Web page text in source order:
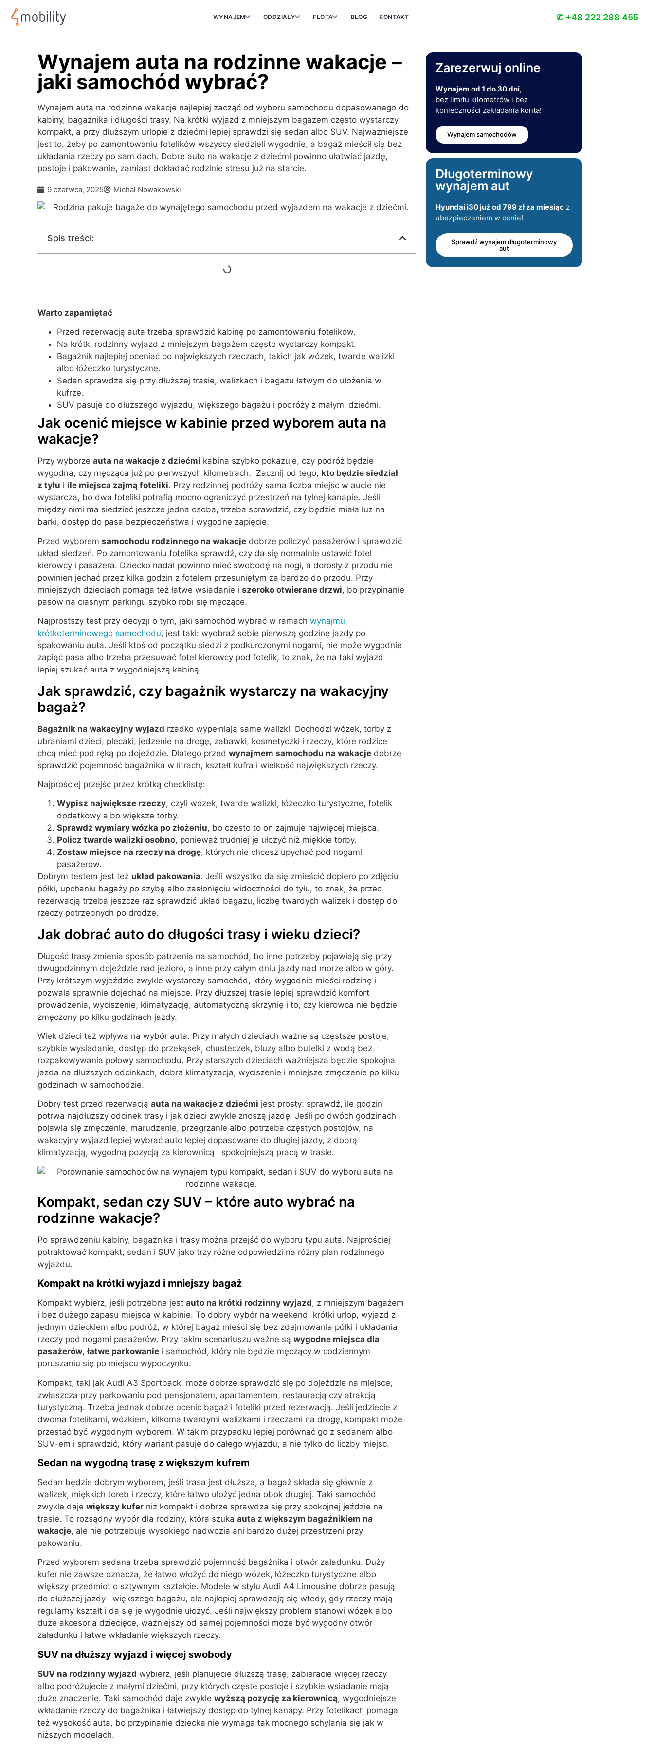
WYNAJEM ODDZIAŁY FLOTA BLOG KONTAKT ✆ +48 222 288 455
Wynajem auta na rodzinne wakacje –
jaki samochód wybrać?
Wynajem auta na rodzinne wakacje najlepiej zacząć od wyboru samochodu dopasowanego do
kabiny, bagażnika i długości trasy. Na krótki wyjazd z mniejszym bagażem często wystarczy
kompakt, a przy dłuższym urlopie z dziećmi lepiej sprawdzi się sedan albo SUV. Najważniejsze
jest to, żeby po zamontowaniu fotelików wszyscy siedzieli wygodnie, a bagaż mieścił się bez
układania rzeczy po sam dach. Dobre auto na wakacje z dziećmi powinno ułatwiać jazdę,
postoje i pakowanie, zamiast dokładać rodzinie stresu już na starcie.
9 czerwca, 2025 Michał Nowakowski
Spis treści:
Warto zapamiętać
Przed rezerwacją auta trzeba sprawdzić kabinę po zamontowaniu fotelików.
Na krótki rodzinny wyjazd z mniejszym bagażem często wystarczy kompakt.
Bagażnik najlepiej oceniać po największych rzeczach, takich jak wózek, twarde walizki
albo łóżeczko turystyczne.
Sedan sprawdza się przy dłuższej trasie, walizkach i bagażu łatwym do ułożenia w
kufrze.
SUV pasuje do dłuższego wyjazdu, większego bagażu i podróży z małymi dziećmi.
Jak ocenić miejsce w kabinie przed wyborem auta na
wakacje?
Przy wyborzeauta na wakacje z dziećmi kabina szybko pokazuje, czy podróż będzie
wygodna, czy męcząca już po pierwszych kilometrach. Zacznij od tego, kto będzie siedział
z tyłu i ile miejsca zajmą foteliki. Przy rodzinnej podróży sama liczba miejsc w aucie nie
wystarcza, bo dwa foteliki potrafią mocno ograniczyć przestrzeń na tylnej kanapie. Jeśli
między nimi ma siedzieć jeszcze jedna osoba, trzeba sprawdzić, czy będzie miała luz na
barki, dostęp do pasa bezpieczeństwa i wygodne zapięcie.
Przed wyboremsamochodu rodzinnego na wakacje dobrze policzyć pasażerów i sprawdzić
układ siedzeń. Po zamontowaniu fotelika sprawdź, czy da się normalnie ustawić fotel
kierowcy i pasażera. Dziecko nadal powinno mieć swobodę na nogi, a dorosły z przodu nie
powinien jechać przez kilka godzin z fotelem przesuniętym za bardzo do przodu. Przy
mniejszych dzieciach pomaga też łatwe wsiadanie iszeroko otwierane drzwi, bo przypinanie
pasów na ciasnym parkingu szybko robi się męczące.
Najprostszy test przy decyzji o tym, jaki samochód wybrać w ramachwynajmu
krótkoterminowego samochodu, jest taki: wyobraź sobie pierwszą godzinę jazdy po
spakowaniu auta. Jeśli ktoś od początku siedzi z podkurczonymi nogami, nie może wygodnie
zapiąć pasa albo trzeba przesuwać fotel kierowcy pod fotelik, to znak, że na taki wyjazd
lepiej szukać auta z wygodniejszą kabiną.
Jak sprawdzić, czy bagażnik wystarczy na wakacyjny
bagaż?
Bagażnik na wakacyjny wyjazd rzadko wypełniają same walizki. Dochodzi wózek, torby z
ubraniami dzieci, plecaki, jedzenie na drogę, zabawki, kosmetyczki i rzeczy, które rodzice
chcą mieć pod ręką po dojeździe. Dlatego przedwynajmem samochodu na wakacje dobrze
sprawdzić pojemność bagażnika w litrach, kształt kufra i wielkość największych rzeczy.
Najprościej przejść przez krótką checklistę:
Wypisz największe rzeczy, czyli wózek, twarde walizki, łóżeczko turystyczne, fotelik
dodatkowy albo większe torby.
Sprawdź wymiary wózka po złożeniu, bo często to on zajmuje najwięcej miejsca.
Policz twarde walizki osobno, ponieważ trudniej je ułożyć niż miękkie torby.
Zostaw miejsce na rzeczy na drogę, których nie chcesz upychać pod nogami
pasażerów.
Dobrym testem jest też układ pakowania. Jeśli wszystko da się zmieścić dopiero po zdjęciu
półki, upchaniu bagaży po szybę albo zasłonięciu widoczności do tyłu, to znak, że przed
rezerwacją trzeba jeszcze raz sprawdzić układ bagażu, liczbę twardych walizek i dostęp do
rzeczy potrzebnych po drodze.
Jak dobrać auto do długości trasy i wieku dzieci?
Długość trasy zmienia sposób patrzenia na samochód, bo inne potrzeby pojawiają się przy
dwugodzinnym dojeździe nad jezioro, a inne przy całym dniu jazdy nad morze albo w góry.
Przy krótszym wyjeździe zwykle wystarczy samochód, który wygodnie mieści rodzinę i
pozwala sprawnie dojechać na miejsce. Przy dłuższej trasie lepiej sprawdzić komfort
prowadzenia, wyciszenie, klimatyzację, automatyczną skrzynię i to, czy kierowca nie będzie
zmęczony po kilku godzinach jazdy.
Wiek dzieci też wpływa na wybór auta. Przy małych dzieciach ważne są częstsze postoje,
szybkie wysiadanie, dostęp do przekąsek, chusteczek, bluzy albo butelki z wodą bez
rozpakowywania połowy samochodu. Przy starszych dzieciach ważniejsza będzie spokojna
jazda na dłuższych odcinkach, dobra klimatyzacja, wyciszenie i mniejsze zmęczenie po kilku
godzinach w samochodzie.
Dobry test przed rezerwacjąauta na wakacje z dziećmi jest prosty: sprawdź, ile godzin
potrwa najdłuższy odcinek trasy i jak dzieci zwykle znoszą jazdę. Jeśli po dwóch godzinach
pojawia się zmęczenie, marudzenie, przegrzanie albo potrzeba częstych postojów, na
wakacyjny wyjazd lepiej wybrać auto lepiej dopasowane do długiej jazdy, z dobrą
klimatyzacją, wygodną pozycją za kierownicą i spokojniejszą pracą w trasie.
Kompakt, sedan czy SUV – które auto wybrać na
rodzinne wakacje?
Po sprawdzeniu kabiny, bagażnika i trasy można przejść do wyboru typu auta. Najprościej
potraktować kompakt, sedan i SUV jako trzy różne odpowiedzi na różny plan rodzinnego
wyjazdu.
Kompakt na krótki wyjazd i mniejszy bagaż
Kompakt wybierz, jeśli potrzebne jestauto na krótki rodzinny wyjazd, z mniejszym bagażem
i bez dużego zapasu miejsca w kabinie. To dobry wybór na weekend, krótki urlop, wyjazd z
jednym dzieckiem albo podróż, w której bagaż mieści się bez zdejmowania półki i układania
rzeczy pod nogami pasażerów. Przy takim scenariuszu ważne sąwygodne miejsca dla
pasażerów,łatwe parkowanie i samochód, który nie będzie męczący w codziennym
poruszaniu się po miejscu wypoczynku.
Kompakt, taki jak Audi A3 Sportback, może dobrze sprawdzić się po dojeździe na miejsce,
zwłaszcza przy parkowaniu pod pensjonatem, apartamentem, restauracją czy atrakcją
turystyczną. Trzeba jednak dobrze ocenić bagaż i foteliki przed rezerwacją. Jeśli jedziecie z
dwoma fotelikami, wózkiem, kilkoma twardymi walizkami i rzeczami na drogę, kompakt może
przestać być wygodnym wyborem. W takim przypadku lepiej porównać go z sedanem albo
SUV-em i sprawdzić, który wariant pasuje do całego wyjazdu, a nie tylko do liczby miejsc.
Sedan na wygodną trasę z większym kufrem
Sedan będzie dobrym wyborem, jeśli trasa jest dłuższa, a bagaż składa się głównie z
walizek, miękkich toreb i rzeczy, które łatwo ułożyć jedna obok drugiej. Taki samochód
zwykle dajewiększy kufer niż kompakt i dobrze sprawdza się przy spokojnej jeździe na
trasie. To rozsądny wybór dla rodziny, która szukaauta z większym bagażnikiem na
wakacje, ale nie potrzebuje wysokiego nadwozia ani bardzo dużej przestrzeni przy
pakowaniu.
Przed wyborem sedana trzeba sprawdzić pojemność bagażnika i otwór załadunku. Duży
kufer nie zawsze oznacza, że łatwo włożyć do niego wózek, łóżeczko turystyczne albo
większy przedmiot o sztywnym kształcie. Modele w stylu Audi A4 Limousine dobrze pasują
do dłuższej jazdy i większego bagażu, ale najlepiej sprawdzają się wtedy, gdy rzeczy mają
regularny kształt i da się je wygodnie ułożyć. Jeśli największy problem stanowi wózek albo
duże akcesoria dziecięce, ważniejszy od samej pojemności może być wygodny otwór
załadunku i łatwe wkładanie większych rzeczy.
SUV na dłuższy wyjazd i więcej swobody
SUV na rodzinny wyjazd wybierz, jeśli planujecie dłuższą trasę, zabieracie więcej rzeczy
albo podróżujecie z małymi dziećmi, przy których częste postoje i szybkie wsiadanie mają
duże znaczenie. Taki samochód daje zwyklewyższą pozycję za kierownicą, wygodniejsze
wkładanie rzeczy do bagażnika i łatwiejszy dostęp do tylnej kanapy. Przy fotelikach pomaga
też wysokość auta, bo przypinanie dziecka nie wymaga tak mocnego schylania się jak w
niższych modelach.
Zarezerwuj online
Wynajem od 1 do 30 dni,
bez limitu kilometrów i bez
konieczności zakładania konta!
Wynajem samochodów
Długoterminowy
wynajem aut
Hyundai i30 już od 799 zł za miesiąc z
ubezpieczeniem w cenie!
Sprawdź wynajem długoterminowy
aut